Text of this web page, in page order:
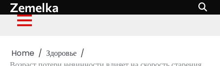
Skip
to
content
Zemelka
Home
Здоровье